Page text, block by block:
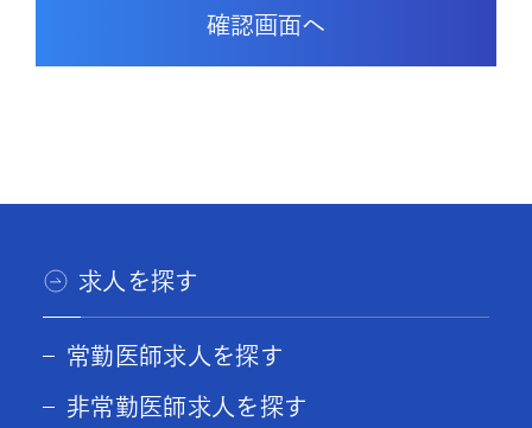
求人を探す
常勤医師求人を探す
非常勤医師求人を探す